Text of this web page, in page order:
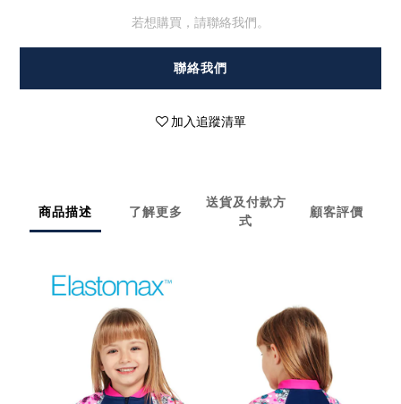
若想購買，請聯絡我們。
聯絡我們
加入追蹤清單
商品描述 了解更多
送貨及付款方
式
顧客評價